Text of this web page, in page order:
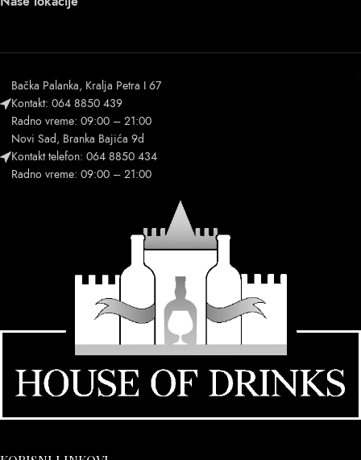
Bačka Palanka, Kralja Petra I 67
Kontakt: 064 8850 439
Radno vreme: 09:00 – 21:00
Novi Sad, Branka Bajića 9d
Kontakt telefon: 064 8850 434
Radno vreme: 09:00 – 21:00